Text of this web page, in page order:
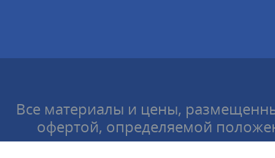
Все материалы и цены,
офертой, определяемой